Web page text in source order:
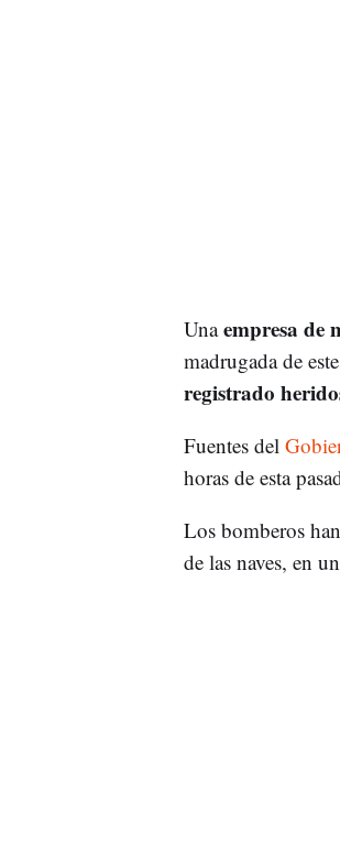
Unaempresa de
madrugada de
registrado
Fuentes del
horas de esta
Los bomberos
de las naves, en